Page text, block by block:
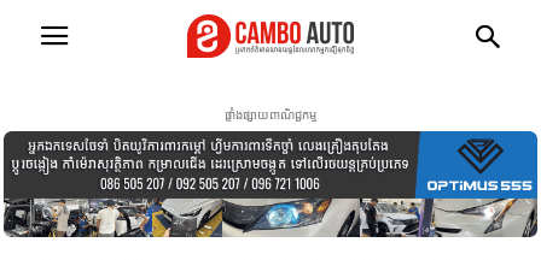
ផ្ទាំងផ្សាយពាណិជ្ជកម្ម